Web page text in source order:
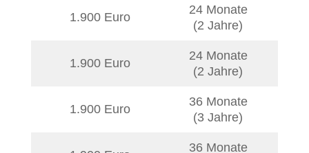
1.900 Euro
24 Monate
(2 Jahre)
1.900 Euro
24 Monate
(2 Jahre)
1.900 Euro
36 Monate
(3 Jahre)
36 Monate